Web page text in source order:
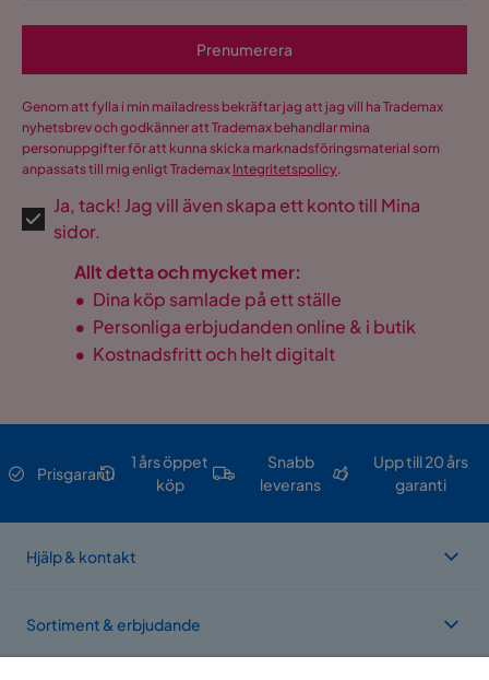
Prenumerera
Genom att fylla i min mailadress bekräftar jag att jag vill ha Trademax
nyhetsbrev och godkänner att Trademax behandlar mina
personuppgifter för att kunna skicka marknadsföringsmaterial som
anpassats till mig enligt Trademax Integritetspolicy.
Ja, tack! Jag vill även skapa ett konto till Mina
sidor.
Allt detta och mycket mer:
• Dina köp samlade på ett ställe
• Personliga erbjudanden online & i butik
• Kostnadsfritt och helt digitalt
Prisgaranti
1 års öppet
köp
Snabb
leverans
Upp till 20 års
garanti
Hjälp & kontakt
Sortiment & erbjudande